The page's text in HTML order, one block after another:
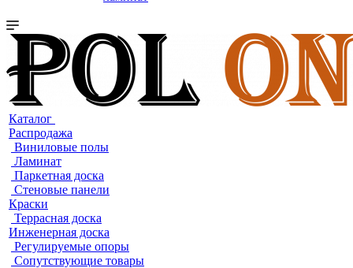
Каталог
Распродажа
Виниловые полы
Ламинат
Паркетная доска
Стеновые панели
Краски
Террасная доска
Инженерная доска
Регулируемые опоры
Сопутствующие товары